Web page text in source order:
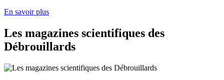
En savoir plus
Les magazines scientifiques des
Débrouillards